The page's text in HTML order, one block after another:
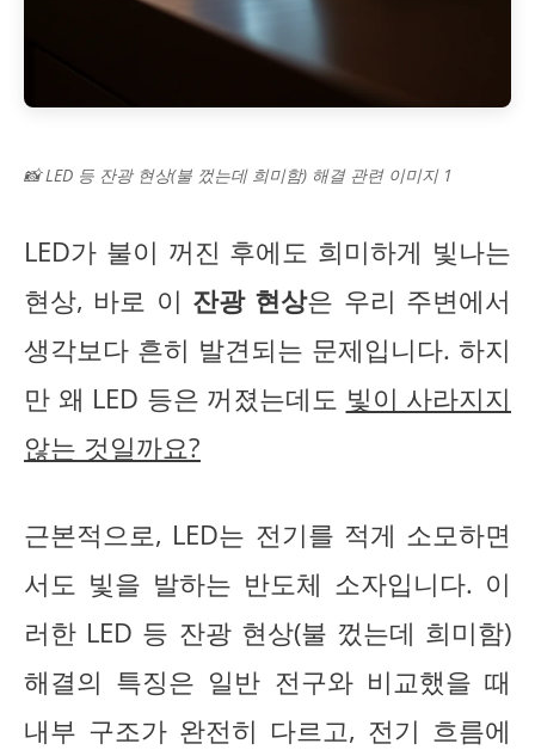
📸 LED 등 잔광 현상(불 껐는데 희미함) 해결 관련 이미지 1
LED가 불이 꺼진 후에도 희미하게 빛나는
현상, 바로 이 잔광 현상은 우리 주변에서
생각보다 흔히 발견되는 문제입니다. 하지
만 왜 LED 등은 꺼졌는데도 빛이 사라지지
않는 것일까요?
근본적으로, LED는 전기를 적게 소모하면
서도 빛을 발하는 반도체 소자입니다. 이
러한 LED 등 잔광 현상(불 껐는데 희미함)
해결의 특징은 일반 전구와 비교했을 때
내부 구조가 완전히 다르고, 전기 흐름에